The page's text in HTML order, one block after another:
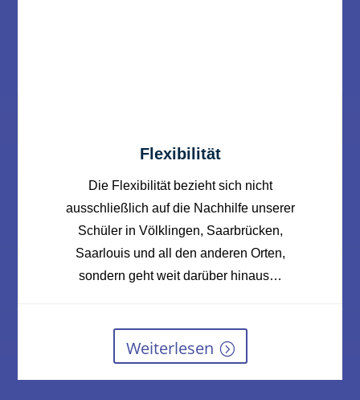
Flexibilität
Die Flexibilität bezieht sich nicht
ausschließlich auf die Nachhilfe unserer
Schüler in Völklingen, Saarbrücken,
Saarlouis und all den anderen Orten,
sondern geht weit darüber hinaus…
Weiterlesen